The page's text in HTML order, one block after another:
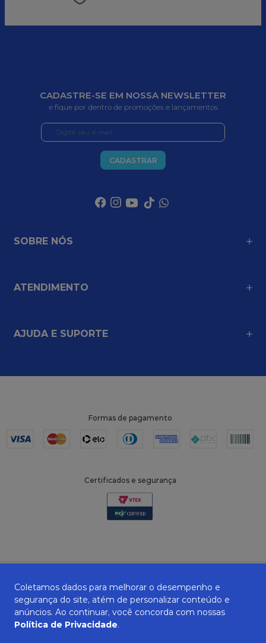
CADASTRE-SE EM NOSSA NEWSLETTER
e fique por dentro de promoções e lançamentos
CADASTRAR
SOBRE NÓS
ATENDIMENTO
AJUDA E SUPORTE
Formas de pagamento
Certificados e segurança
ZANEPAN 2022 | CNPJ: 04.319.228/0001-08 | AVENIDA MAURO MIRANDA
Coletamos dados para melhorar o desempenho e
segurança do site, atém de personalizar conteúdo e
anúncios. Ao continuar, você concorda com nossas
Política de Privacidade.